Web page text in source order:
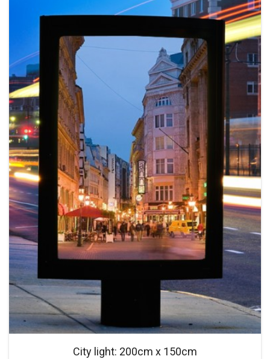
City light: 200cm x 150cm